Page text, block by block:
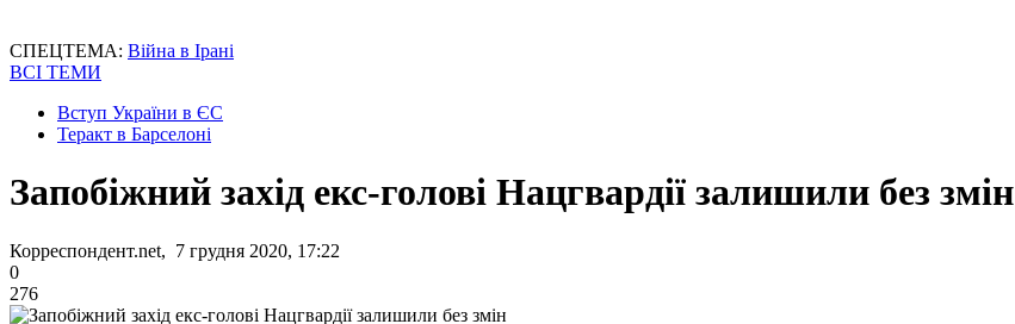
СПЕЦТЕМА: Війна в Ірані
ВСІ ТЕМИ
Вступ України в ЄС
Теракт в Барселоні
Запобіжний захід екс-голові Нацгвардії залишили без змін
Корреспондент.net, 7 грудня 2020, 17:22
0
276